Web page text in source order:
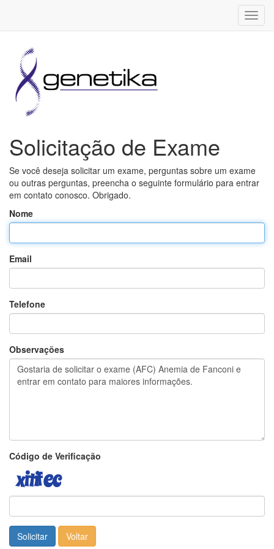
Solicitação de Exame
Se você deseja solicitar um exame, perguntas sobre um exame
ou outras perguntas, preencha o seguinte formulário para entrar
em contato conosco. Obrigado.
Nome
Email
Telefone
Observações
Código de Verificação
Solicitar Voltar